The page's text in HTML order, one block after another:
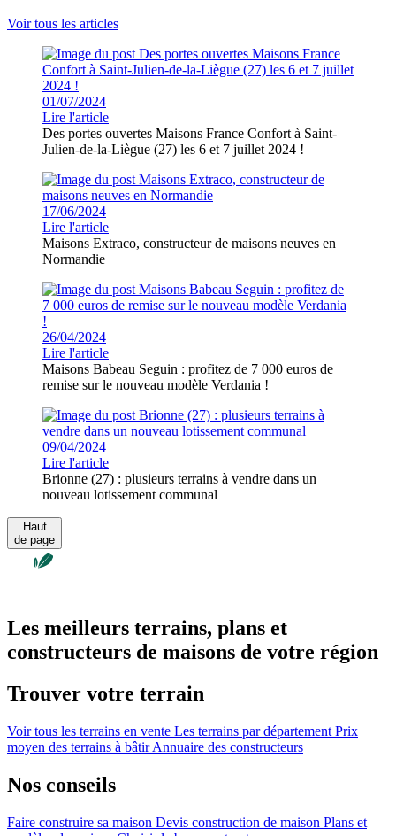
Voir tous les articles
01/07/2024
Lire l'article
Des portes ouvertes Maisons France Confort à Saint-
Julien-de-la-Liègue (27) les 6 et 7 juillet 2024 !
17/06/2024
Lire l'article
Maisons Extraco, constructeur de maisons neuves en
Normandie
26/04/2024
Lire l'article
Maisons Babeau Seguin : profitez de 7 000 euros de
remise sur le nouveau modèle Verdania !
09/04/2024
Lire l'article
Brionne (27) : plusieurs terrains à vendre dans un
nouveau lotissement communal
Haut
de page
Les meilleurs terrains, plans et
constructeurs de maisons de votre région
Trouver votre terrain
Voir tous les terrains en vente Les terrains par département Prix
moyen des terrains à bâtirAnnuaire des constructeurs
Nos conseils
Faire construire sa maison Devis construction de maison Plans et